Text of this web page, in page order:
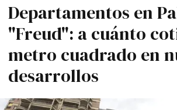
Departamentos en
"Freud": a cuánto
metro cuadrado en
desarrollos